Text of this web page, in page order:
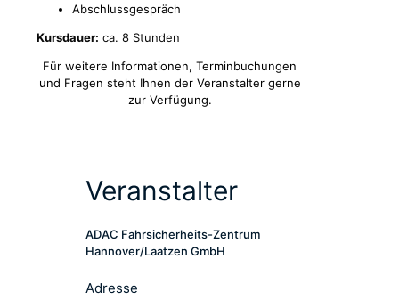
Abschlussgespräch
Kursdauer: ca. 8 Stunden
Für weitere Informationen, Terminbuchungen
und Fragen steht Ihnen der Veranstalter gerne
zur Verfügung.
Veranstalter
ADAC Fahrsicherheits-Zentrum
Hannover/Laatzen GmbH
Adresse